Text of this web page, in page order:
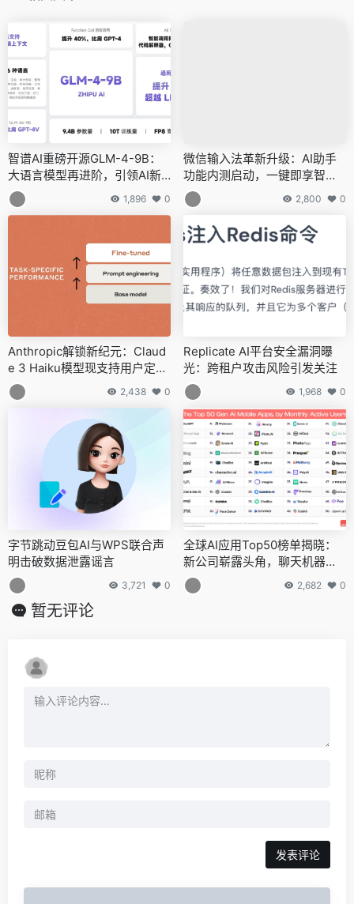
智谱AI重磅开源GLM-4-9B：
大语言模型再进阶，引领AI新
潮流
1,896 0
微信输入法革新升级：AI助手
功能内测启动，一键即享智能
回复
2,800 0
Anthropic解锁新纪元：Claud
e 3 Haiku模型现支持用户定制
化微调
2,438 0
Replicate AI平台安全漏洞曝
光：跨租户攻击风险引发关注
1,968 0
字节跳动豆包AI与WPS联合声
明击破数据泄露谣言
3,721 0
全球AI应用Top50榜单揭晓：
新公司崭露头角，聊天机器人
与AI绘画备受追捧
2,682 0
暂无评论
发表评论